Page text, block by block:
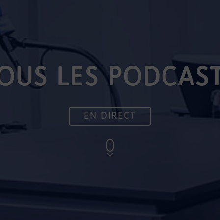
LES
EN DIRECT